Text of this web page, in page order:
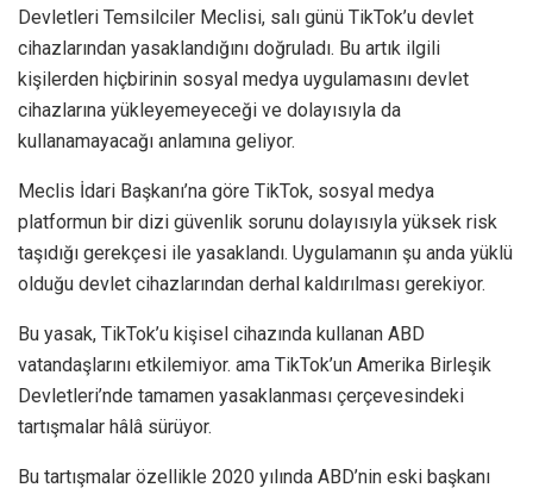
Devletleri Temsilciler Meclisi, salı günü TikTok’u devlet
cihazlarından yasaklandığını doğruladı. Bu artık ilgili
kişilerden hiçbirinin sosyal medya uygulamasını devlet
cihazlarına yükleyemeyeceği ve dolayısıyla da
kullanamayacağı anlamına geliyor.
Meclis İdari Başkanı’na göre TikTok, sosyal medya
platformun bir dizi güvenlik sorunu dolayısıyla yüksek risk
taşıdığı gerekçesi ile yasaklandı. Uygulamanın şu anda yüklü
olduğu devlet cihazlarından derhal kaldırılması gerekiyor.
Bu yasak, TikTok’u kişisel cihazında kullanan ABD
vatandaşlarını etkilemiyor. ama TikTok’un Amerika Birleşik
Devletleri’nde tamamen yasaklanması çerçevesindeki
tartışmalar hâlâ sürüyor.
Bu tartışmalar özellikle 2020 yılında ABD’nin eski başkanı